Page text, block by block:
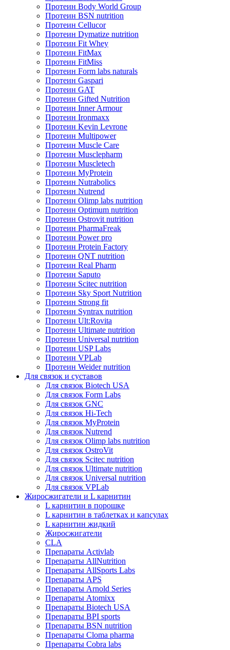
Протеин Body World Group
Протеин BSN nutrition
Протеин Cellucor
Протеин Dymatize nutrition
Протеин Fit Whey
Протеин FitMax
Протеин FitMiss
Протеин Form labs naturals
Протеин Gaspari
Протеин GAT
Протеин Gifted Nutrition
Протеин Inner Armour
Протеин Ironmaxx
Протеин Kevin Levrone
Протеин Multipower
Протеин Muscle Care
Протеин Musclepharm
Протеин Muscletech
Протеин MyProtein
Протеин Nutrabolics
Протеин Nutrend
Протеин Olimp labs nutrition
Протеин Optimum nutrition
Протеин Ostrovit nutrition
Протеин PharmaFreak
Протеин Power pro
Протеин Protein Factory
Протеин QNT nutrition
Протеин Real Pharm
Протеин Saputo
Протеин Scitec nutrition
Протеин Sky Sport Nutrition
Протеин Strong fit
Протеин Syntrax nutrition
Протеин Ult:Rovita
Протеин Ultimate nutrition
Протеин Universal nutrition
Протеин USP Labs
Протеин VPLab
Протеин Weider nutrition
Для связок и суставов
Для связок Biotech USA
Для связок Form Labs
Для связок GNC
Для связок Hi-Tech
Для связок MyProtein
Для связок Nutrend
Для связок Olimp labs nutrition
Для связок OstroVit
Для связок Scitec nutrition
Для связок Ultimate nutrition
Для связок Universal nutrition
Для связок VPLab
Жиросжигатели и L карнитин
L карнитин в порошке
L карнитин в таблетках и капсулах
L карнитин жидкий
Жиросжигатели
CLA
Препараты Activlab
Препараты AllNutrition
Препараты AllSports Labs
Препараты APS
Препараты Arnold Series
Препараты Atomixx
Препараты Biotech USA
Препараты BPI sports
Препараты BSN nutrition
Препараты Cloma pharma
Препараты Cobra labs